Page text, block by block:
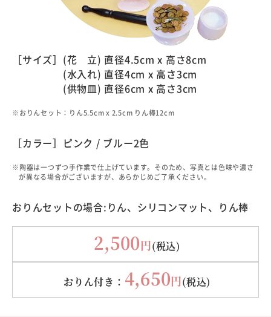
［サイズ］ (花 立) 直径4.5cm x 高さ8cm
(水入れ) 直径4cm x 高さ3cm
(供物皿) 直径6cm x 高さ3cm
※おりんセット：りん5.5cm x 2.5cm りん棒12cm
［カラー］ピンク / ブルー2色
※陶器は一つずつ手作業で仕上げています。そのため、写真とは色味や濃さ
が異なる場合がございますが、あらかじめご了承ください。
おりんセットの場合:りん、シリコンマット、りん棒
2,500円(税込)
おりん付き： 4,650円(税込)